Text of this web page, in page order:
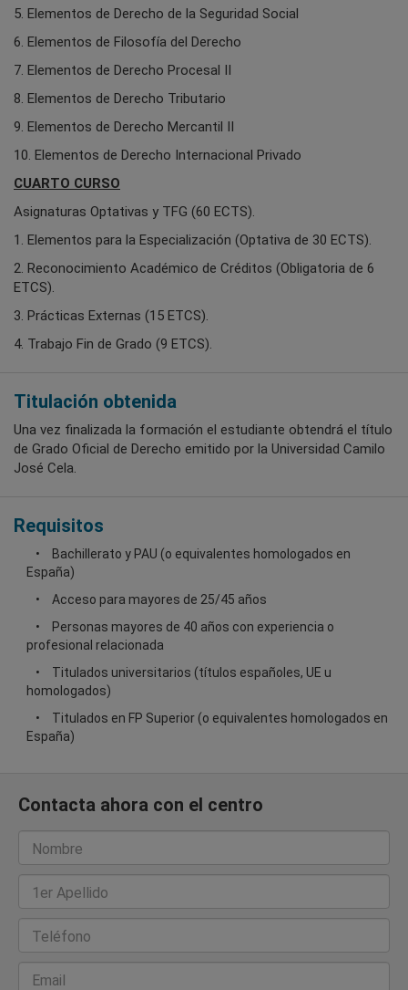
5. Elementos de Derecho de la Seguridad Social
6. Elementos de Filosofía del Derecho
7. Elementos de Derecho Procesal II
8. Elementos de Derecho Tributario
9. Elementos de Derecho Mercantil II
10. Elementos de Derecho Internacional Privado
CUARTO CURSO
Asignaturas Optativas y TFG (60 ECTS).
1. Elementos para la Especialización (Optativa de 30 ECTS).
2. Reconocimiento Académico de Créditos (Obligatoria de 6
ETCS).
3. Prácticas Externas (15 ETCS).
4. Trabajo Fin de Grado (9 ETCS).
Titulación obtenida
Una vez finalizada la formación el estudiante obtendrá el título
de Grado Oficial de Derecho emitido por la Universidad Camilo
José Cela.
Requisitos
Bachillerato y PAU (o equivalentes homologados en
España)
Acceso para mayores de 25/45 años
Personas mayores de 40 años con experiencia o
profesional relacionada
Titulados universitarios (títulos españoles, UE u
homologados)
Titulados en FP Superior (o equivalentes homologados en
España)
Contacta ahora con el centro
Nombre
1er Apellido
Teléfono
Email